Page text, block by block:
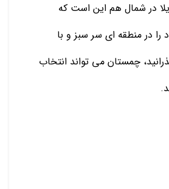
در شمال هم این است که
را در منطقه ای سر سبز و با
چمستان می تواند انتخاب